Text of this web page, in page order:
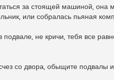
за стоящей машиной,
или собралась пьяная
не кричи, тебя все
со двора, обыщите подвалы